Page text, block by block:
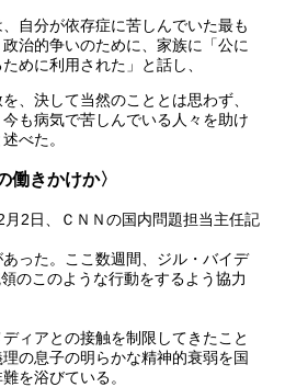
自分が依存症に苦しんでいた最も
治的争いのために、家族に「公に
めに利用された」と話し、
、決して当然のこととは思わず、
も病気で苦しんでいる人々を助け
べた。
働きかけか〉
月2日、ＣＮＮの国内問題担当主任記
あった。ここ数週間、ジル・バイデ
のこのような行動をするよう協力
ィアとの接触を制限してきたこと
の息子の明らかな精神的衰弱を国
を浴びている。